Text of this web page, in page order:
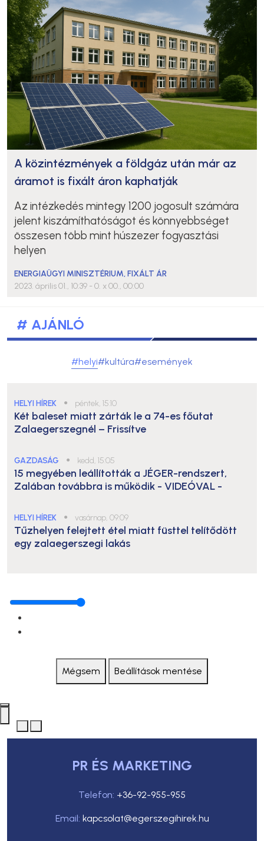
A közintézmények a földgáz után már az
áramot is fixált áron kaphatják
Az intézkedés mintegy 1200 jogosult számára
jelent kiszámíthatóságot és könnyebbséget
összesen több mint húszezer fogyasztási
helyen
ENERGIAÜGYI MINISZTÉRIUM,FIXÁLT ÁR
2023. április 01., 10:39 - 0. x 00., 00:00
# AJÁNLÓ
#helyi#kultúra#események
HELYI HÍREK ● péntek, 15:10
Két baleset miatt zárták le a 74-es főutat
Zalaegerszegnél – Frissítve
GAZDASÁG ● kedd, 15:05
15 megyében leállították a JÉGER-rendszert,
Zalában továbbra is működik - VIDEÓVAL -
HELYI HÍREK ● vasárnap, 09:09
Tűzhelyen felejtett étel miatt füsttel telítődött
egy zalaegerszegi lakás
Mégsem Beállítások mentése
PR ÉS MARKETING
Telefon: +36-92-955-955
Email: kapcsolat@egerszegihirek.hu